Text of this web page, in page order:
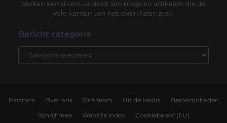
Verken een divers aanbod aan blogs en artikelen die de
vele kanten van het leven laten zien.
Bericht categorie
Partners Over ons Ons team Uit de Media Beroemdheden
Schrijf mee Website index Cookiebeleid (EU)